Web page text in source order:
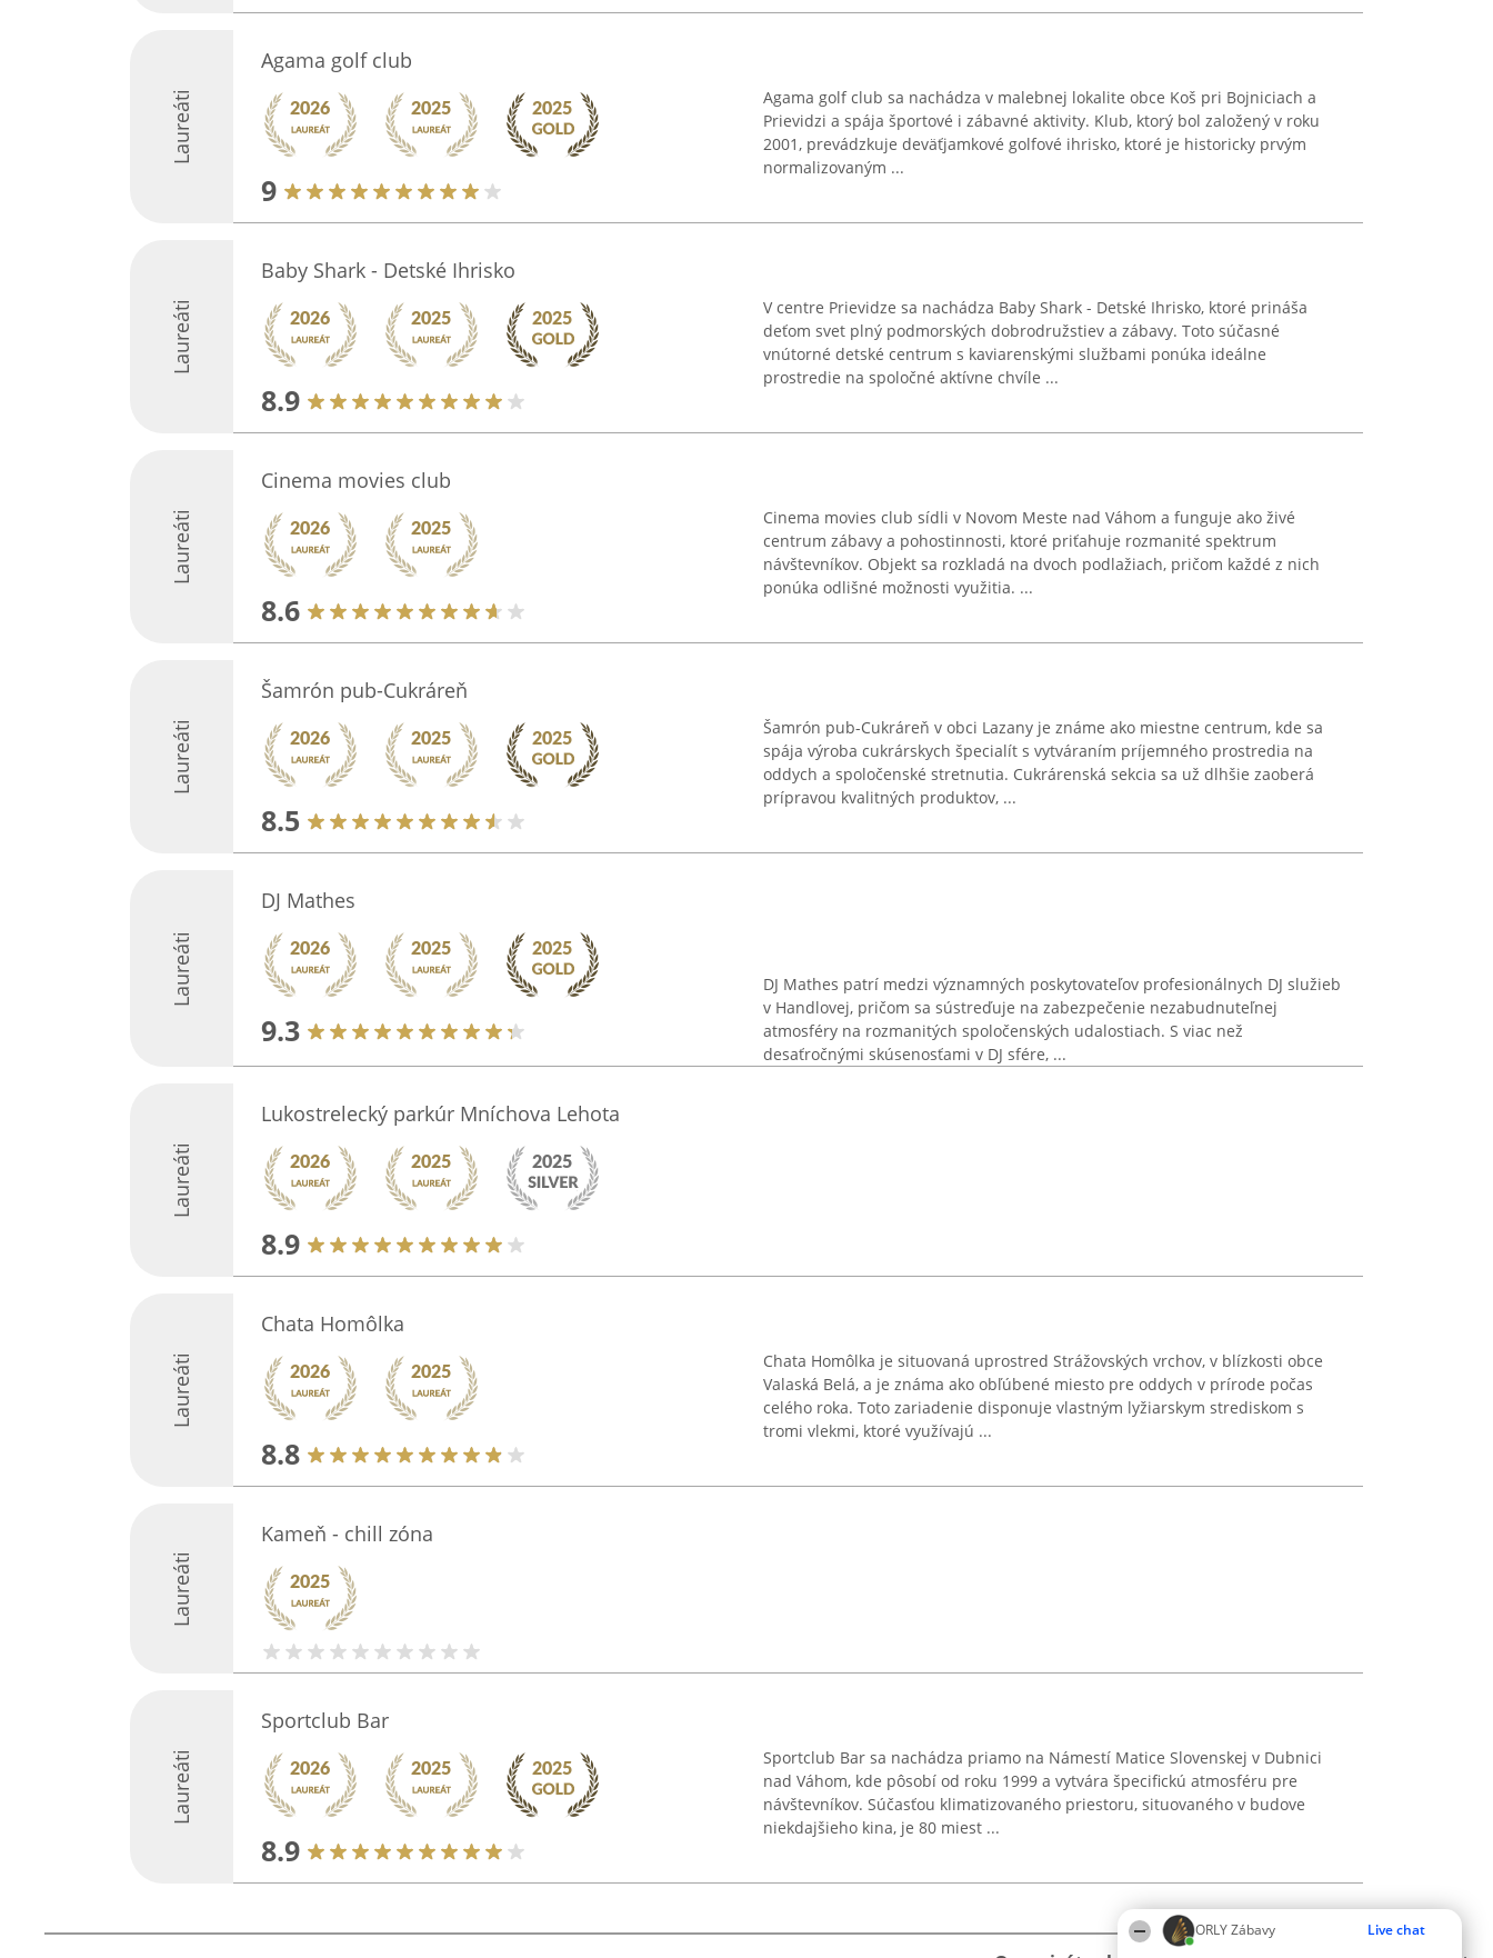
ORLY Zábavy Live chat
Laureáti
Agama golf club
9
Agama golf club sa nachádza v malebnej lokalite obce Koš pri Bojniciach a
Prievidzi a spája športové i zábavné aktivity. Klub, ktorý bol založený v roku
2001, prevádzkuje deväťjamkové golfové ihrisko, ktoré je historicky prvým
normalizovaným ...
Laureáti
Baby Shark - Detské Ihrisko
8.9
V centre Prievidze sa nachádza Baby Shark - Detské Ihrisko, ktoré prináša
deťom svet plný podmorských dobrodružstiev a zábavy. Toto súčasné
vnútorné detské centrum s kaviarenskými službami ponúka ideálne
prostredie na spoločné aktívne chvíle ...
Laureáti
Cinema movies club
8.6
Cinema movies club sídli v Novom Meste nad Váhom a funguje ako živé
centrum zábavy a pohostinnosti, ktoré priťahuje rozmanité spektrum
návštevníkov. Objekt sa rozkladá na dvoch podlažiach, pričom každé z nich
ponúka odlišné možnosti využitia. ...
Laureáti
Šamrón pub-Cukráreň
8.5
Šamrón pub-Cukráreň v obci Lazany je známe ako miestne centrum, kde sa
spája výroba cukrárskych špecialít s vytváraním príjemného prostredia na
oddych a spoločenské stretnutia. Cukrárenská sekcia sa už dlhšie zaoberá
prípravou kvalitných produktov, ...
Laureáti
DJ Mathes
9.3
DJ Mathes patrí medzi významných poskytovateľov profesionálnych DJ služieb
v Handlovej, pričom sa sústreďuje na zabezpečenie nezabudnuteľnej
atmosféry na rozmanitých spoločenských udalostiach. S viac než
desaťročnými skúsenosťami v DJ sfére, ...
Laureáti
Lukostrelecký parkúr Mníchova Lehota
8.9
Laureáti
Chata Homôlka
8.8
Chata Homôlka je situovaná uprostred Strážovských vrchov, v blízkosti obce
Valaská Belá, a je známa ako obľúbené miesto pre oddych v prírode počas
celého roka. Toto zariadenie disponuje vlastným lyžiarskym strediskom s
tromi vlekmi, ktoré využívajú ...
Laureáti
Kameň - chill zóna
Laureáti
Sportclub Bar
8.9
Sportclub Bar sa nachádza priamo na Námestí Matice Slovenskej v Dubnici
nad Váhom, kde pôsobí od roku 1999 a vytvára špecifickú atmosféru pre
návštevníkov. Súčasťou klimatizovaného priestoru, situovaného v budove
niekdajšieho kina, je 80 miest ...